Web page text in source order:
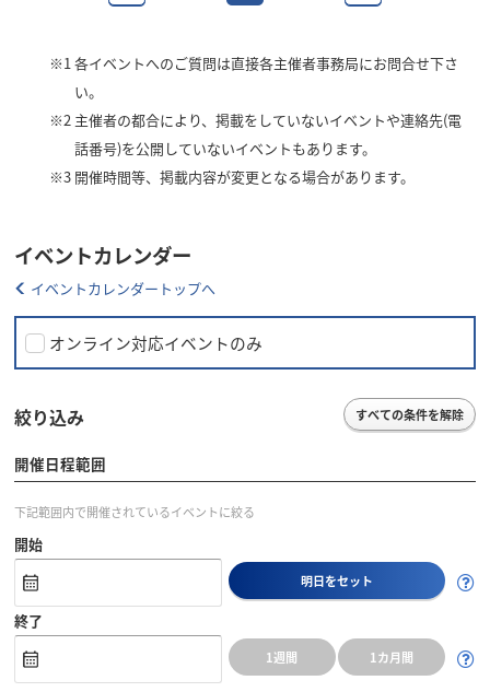
※1各イベントへのご質問は直接各主催者事務局にお問合せ下さ
い。
※2 主催者の都合により、掲載をしていないイベントや連絡先(電
話番号)を公開していないイベントもあります。
※3 開催時間等、掲載内容が変更となる場合があります。
イベントカレンダー
イベントカレンダートップへ
オンライン対応イベントのみ
絞り込み すべての条件を解除
開催日程範囲
下記範囲内で開催されているイベントに絞る
開始
明日をセット
終了
1週間 1カ月間